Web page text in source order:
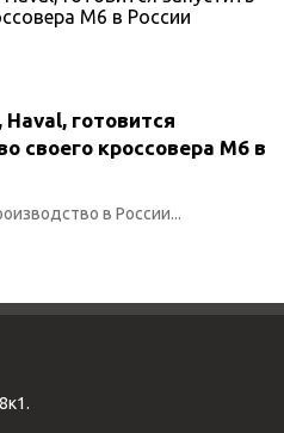
готовится
своего кроссовера M6 в
в России...